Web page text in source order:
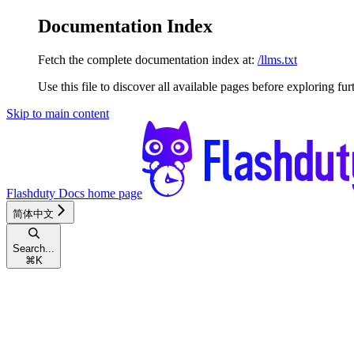
Documentation Index
Fetch the complete documentation index at: /llms.txt
Use this file to discover all available pages before exploring
Skip to main content
Flashduty Docs home page
简体中文
Search...
⌘ K